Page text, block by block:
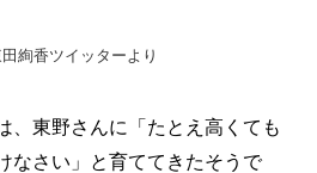
絢香ツイッターより
、東野さんに「たとえ高くても
なさい」と育ててきたそうで